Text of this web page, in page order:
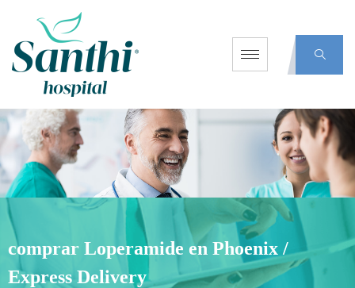
comprar Loperamide en Phoenix /
Express Delivery